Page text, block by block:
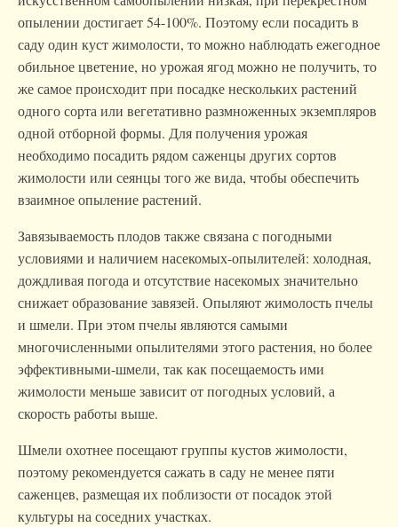
опылении достигает 54-100%. Поэтому если посадить в
саду один куст жимолости, то можно наблюдать ежегодное
обильное цветение, но урожая ягод можно не получить, то
же самое происходит при посадке нескольких растений
одного сорта или вегетативно размноженных экземпляров
одной отборной формы. Для получения урожая
необходимо посадить рядом саженцы других сортов
жимолости или сеянцы того же вида, чтобы обеспечить
взаимное опыление растений.
Завязываемость плодов также связана с погодными
условиями и наличием насекомых-опылителей: холодная,
дождливая погода и отсутствие насекомых значительно
снижает образование завязей. Опыляют жимолость пчелы
и шмели. При этом пчелы являются самыми
многочисленными опылителями этого растения, но более
эффективными-шмели, так как посещаемость ими
жимолости меньше зависит от погодных условий, а
скорость работы выше.
Шмели охотнее посещают группы кустов жимолости,
поэтому рекомендуется сажать в саду не менее пяти
саженцев, размещая их поблизости от посадок этой
культуры на соседних участках.